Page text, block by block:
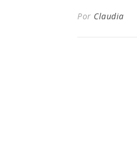
Por Claudia